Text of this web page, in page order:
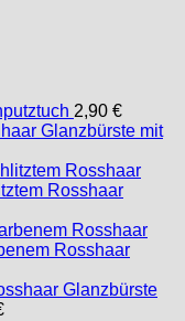
2,90 €
Glanzbürste mit
Rosshaar
Rosshaar
Glanzbürste